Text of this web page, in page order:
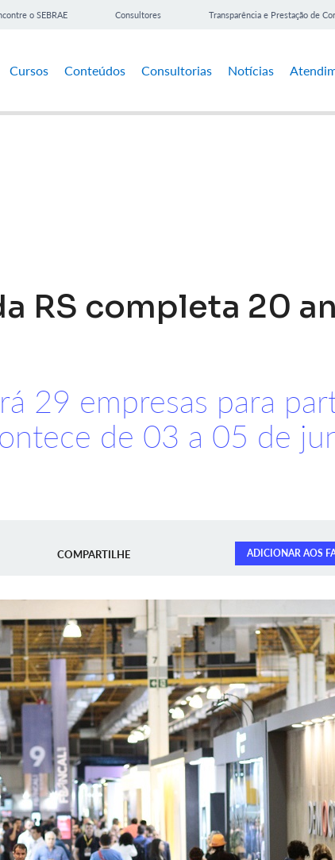
o SEBRAE Consultores Transparência e Prestação de
Cursos Conteúdos Consultorias Notícias
RS completa 20
29 empresas para
de 03 a 05 de
COMPARTILHE ADICIONAR AOS